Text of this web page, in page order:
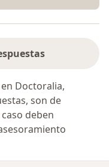
Doctoralia,
son de
deben